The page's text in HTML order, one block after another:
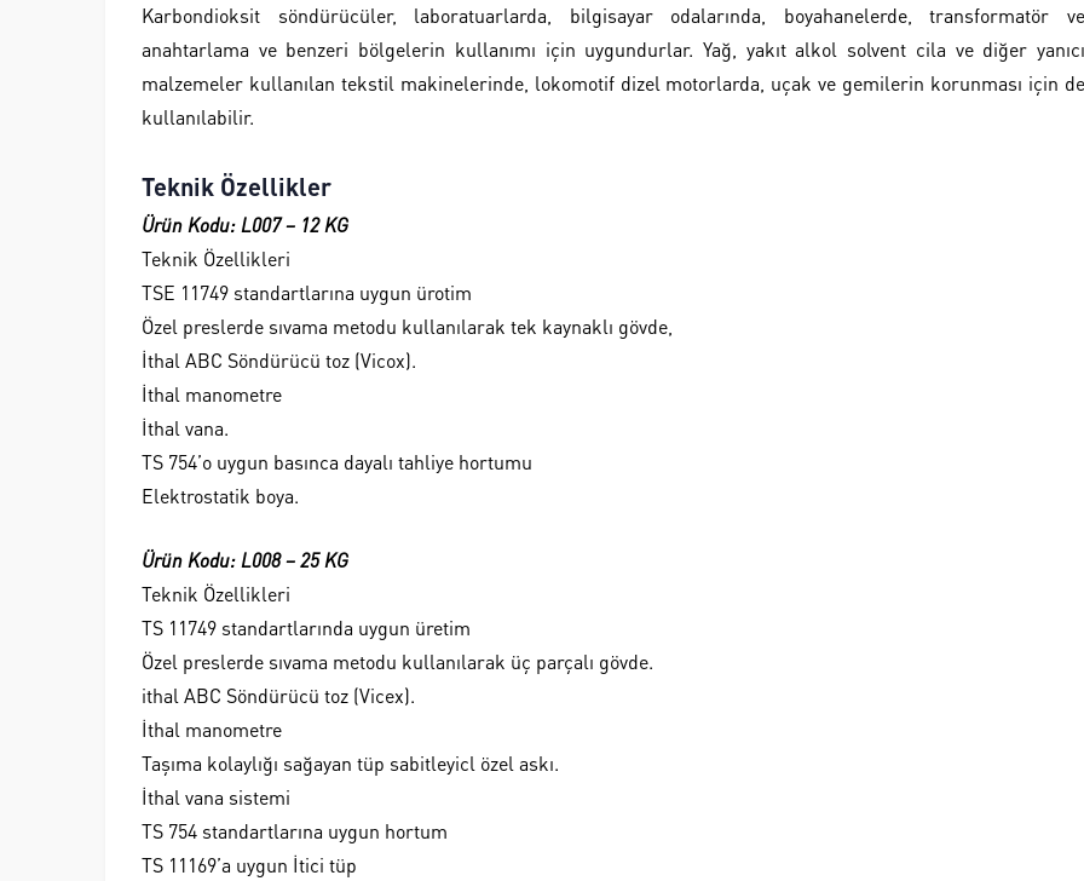
Karbondioksit söndürücüler, laboratuarlarda, bilgisayar odalarında, boyahanelerde, transformatör ve
anahtarlama ve benzeri bölgelerin kullanımı için uygundurlar. Yağ, yakıt alkol solvent cila ve diğer yanıcı
malzemeler kullanılan tekstil makinelerinde, lokomotif dizel motorlarda, uçak ve gemilerin korunması için de
kullanılabilir.
Teknik Özellikler
Ürün Kodu: L007 – 12 KG
Teknik Özellikleri
TSE 11749 standartlarına uygun ürotim
Özel preslerde sıvama metodu kullanılarak tek kaynaklı gövde,
İthal ABC Söndürücü toz (Vicox).
İthal manometre
İthal vana.
TS 754’o uygun basınca dayalı tahliye hortumu
Elektrostatik boya.
Ürün Kodu: L008 – 25 KG
Teknik Özellikleri
TS 11749 standartlarında uygun üretim
Özel preslerde sıvama metodu kullanılarak üç parçalı gövde.
ithal ABC Söndürücü toz (Vicex).
İthal manometre
Taşıma kolaylığı sağayan tüp sabitleyicl özel askı.
İthal vana sistemi
TS 754 standartlarına uygun hortum
TS 11169’a uygun İtici tüp